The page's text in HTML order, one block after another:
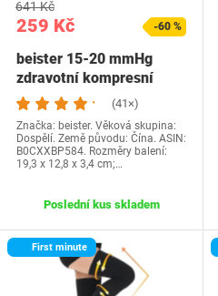
259 Kč
641 Kč
-60 %
beister 15-20 mmHg
zdravotní kompresní
punčochy pro muže a…
(41×)
Značka: beister. Věková skupina:
Dospělí. Země původu: Čína. ASIN:
B0CXXBP584. Rozměry balení:
19,3 x 12,8 x 3,4 cm;…
Poslední kus skladem
First minute